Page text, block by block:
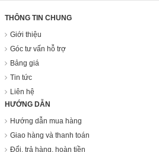
THÔNG TIN CHUNG
Giới thiệu
Góc tư vấn hỗ trợ
Bảng giá
Tin tức
Liên hệ
HƯỚNG DẪN
Hướng dẫn mua hàng
Giao hàng và thanh toán
Đổi, trả hàng, hoàn tiền